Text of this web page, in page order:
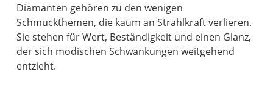
Diamanten gehören zu den wenigen
Schmuckthemen, die kaum an Strahlkraft verlieren.
Sie stehen für Wert, Beständigkeit und einen Glanz,
der sich modischen Schwankungen weitgehend
entzieht.